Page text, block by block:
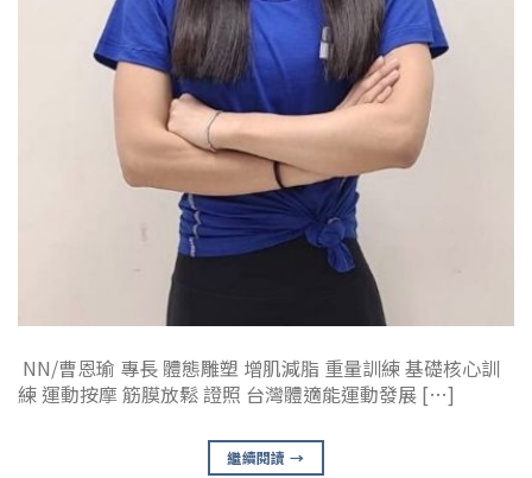
NN/曹恩瑜 專長 體態雕塑 增肌減脂 重量訓練 基礎核心訓
練 運動按摩 筋膜放鬆 證照 台灣體適能運動發展 […]
繼續閱讀→